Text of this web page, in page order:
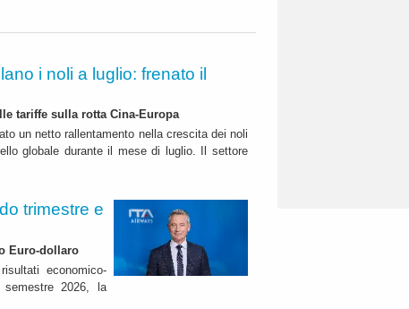
i noli a luglio: frenato il
tariffe sulla rotta Cina-Europa
un netto rallentamento nella crescita dei noli
globale durante il mese di luglio. Il settore
trimestre e
Euro-dollaro
economico-
2026, la